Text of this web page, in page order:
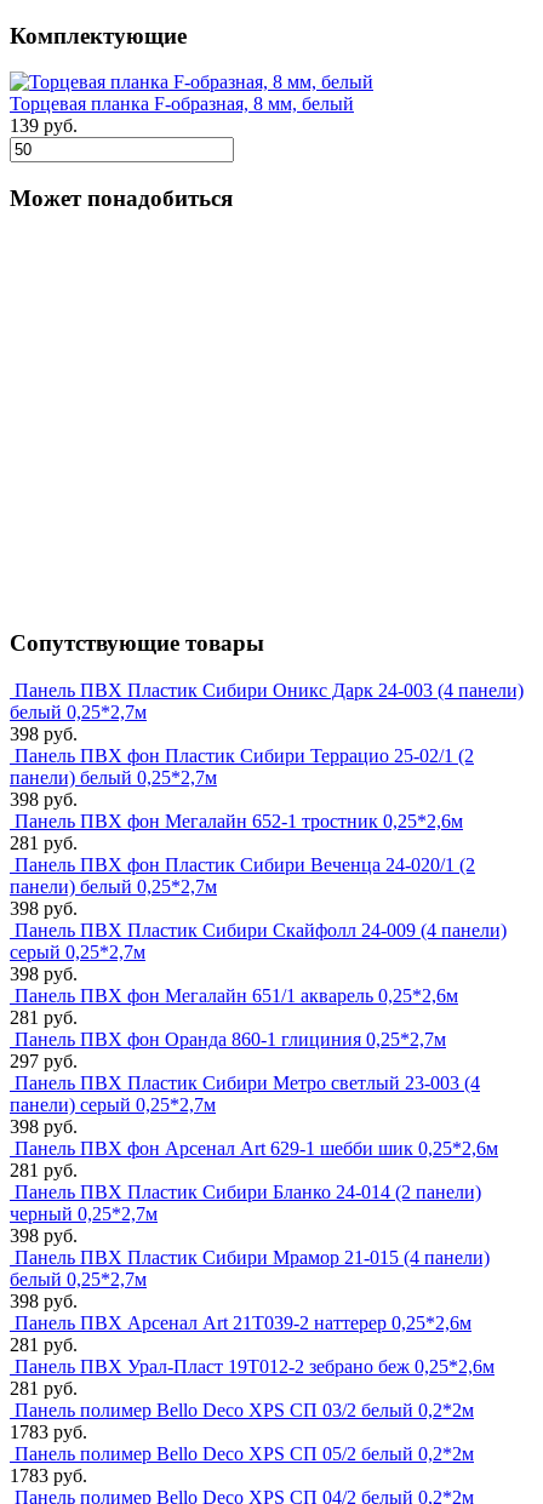
Комплектующие
Торцевая планка F-образная, 8 мм, белый
139 руб.
Может понадобиться
Сопутствующие товары
Панель ПВХ Пластик Сибири Оникс Дарк 24-003 (4 панели)
белый 0,25*2,7м
398 руб.
Панель ПВХ фон Пластик Сибири Террацио 25-02/1 (2
панели) белый 0,25*2,7м
398 руб.
Панель ПВХ фон Мегалайн 652-1 тростник 0,25*2,6м
281 руб.
Панель ПВХ фон Пластик Сибири Веченца 24-020/1 (2
панели) белый 0,25*2,7м
398 руб.
Панель ПВХ Пластик Сибири Скайфолл 24-009 (4 панели)
серый 0,25*2,7м
398 руб.
Панель ПВХ фон Мегалайн 651/1 акварель 0,25*2,6м
281 руб.
Панель ПВХ фон Оранда 860-1 глициния 0,25*2,7м
297 руб.
Панель ПВХ Пластик Сибири Метро светлый 23-003 (4
панели) серый 0,25*2,7м
398 руб.
Панель ПВХ фон Арсенал Art 629-1 шебби шик 0,25*2,6м
281 руб.
Панель ПВХ Пластик Сибири Бланко 24-014 (2 панели)
черный 0,25*2,7м
398 руб.
Панель ПВХ Пластик Сибири Мрамор 21-015 (4 панели)
белый 0,25*2,7м
398 руб.
Панель ПВХ Арсенал Art 21Т039-2 наттерер 0,25*2,6м
281 руб.
Панель ПВХ Урал-Пласт 19T012-2 зебрано беж 0,25*2,6м
281 руб.
Панель полимер Bello Deco XPS СП 03/2 белый 0,2*2м
1783 руб.
Панель полимер Bello Deco XPS СП 05/2 белый 0,2*2м
1783 руб.
Панель полимер Bello Deco XPS СП 04/2 белый 0,2*2м